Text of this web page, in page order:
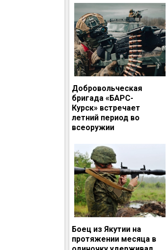
Добровольческая
бригада «БАРС-
Курск» встречает
летний период во
всеоружии
Боец из Якутии на
протяжении месяца в